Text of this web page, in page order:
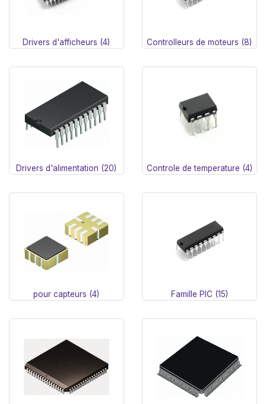
Drivers d'afficheurs (4) Controlleurs de moteurs (8)
Drivers d'alimentation (20) Controle de temperature (4)
pour capteurs (4) Famille PIC (15)